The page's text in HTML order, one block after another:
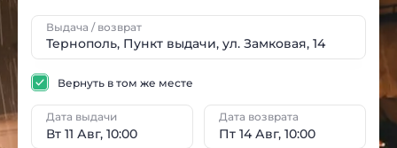
Выдача / возврат
Вт 11 Авг, 10:00
Дата выдачи
Пт 14 Авг, 10:00
Дата возврата
Вернуть в том же месте